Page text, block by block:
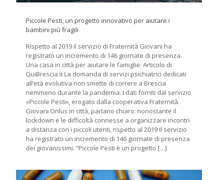
Piccole Pesti, un progetto innovativo per aiutare i
bambini più fragili
Rispetto al 2019 il servizio di Fraternità Giovani ha
registrato un incremento di 146 giornate di presenza.
Una casa in città per aiutare le famiglie. Articolo di
QuiBrescia.it La domanda di servizi psichiatrici dedicati
all’età evolutiva non smette di correre a Brescia
nemmeno durante la pandemia. I dati forniti dal servizio
«Piccole Pesti», erogato dalla cooperativa Fraternità
Giovani Onlus in città, parlano chiaro: nonostante il
lockdown e le difficoltà connesse a organizzare incontri
a distanza con i piccoli utenti, rispetto al 2019 il servizio
ha registrato un incremento di 146 giornate di presenza
dei giovanissimi. “Piccole Pesti è un progetto […]